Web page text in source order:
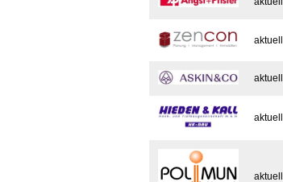
aktuell
aktuell
aktuell
aktuell